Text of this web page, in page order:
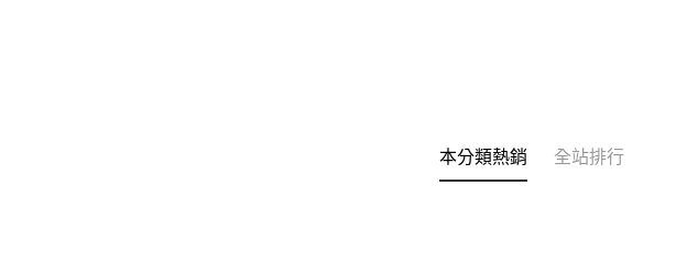
本分類熱銷 全站排行